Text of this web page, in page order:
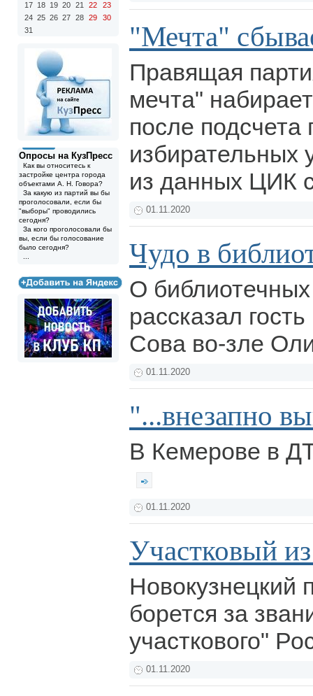
17 18 19 20 21 22
23
24 25 26 27 28 29
30
31
Опросы на КузПресс
Как вы относитесь к
застройке центра города
объектами А. Н. Говора?
За какую из партий вы бы
проголосовали, если бы
"выборы" проводились
сегодня?
За кого проголосовали бы
вы, если бы голосование
было сегодня?
"Мечта"
Правящая
мечта"
после подсчета
избирательных
из данных ЦИК
01.11.2020
Чудо в
О
рассказал
Сова во-зле
01.11.2020
"...внезапно
В Кемерове в
01.11.2020
Участковый
Новокузнецкий
борется за
участкового"
01.11.2020